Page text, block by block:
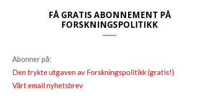
FÅ GRATIS ABONNEMENT PÅ
FORSKNINGSPOLITIKK
Abonner på:
Den trykte utgaven av Forskningspolitikk (gratis!)
Vårt email nyhetsbrev